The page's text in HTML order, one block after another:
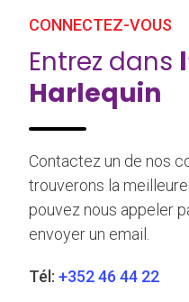
CONNECTEZ-VOUS
Entrez dans
Harlequin
Contactez un de nos
trouverons la
pouvez nous appeler
envoyer un email.
Tél: +352 46 44 22